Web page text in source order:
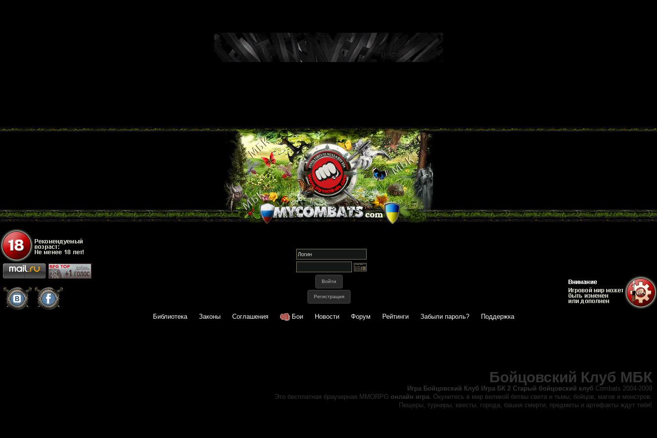
Библиотека Законы Соглашения Бои Новости Форум Рейтинги Забыли пароль? Поддержка
Бойцовский Клуб МБК
Игра Бойцовский Клуб Игра БК 2 Старый бойцовский клуб Combats 2004-2009
Это бесплатная браузерная MMORPG онлайн игра. Окунитесь в мир великой битвы света и тьмы, бойцов, магов и монстров.
Пещеры, турниры, квесты, города, башня смерти, предметы и артефакты ждут тебя!